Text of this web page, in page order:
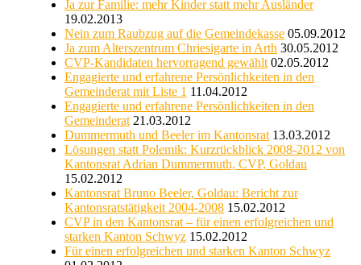
Ja zur Familie: mehr Kinder statt mehr Ausländer
19.02.2013
Nein zum Raubzug auf die Gemeindekasse 05.09.2012
Ja zum Alterszentrum Chriesigarte in Arth 30.05.2012
CVP-Kandidaten hervorragend gewählt 02.05.2012
Engagierte und erfahrene Persönlichkeiten in den
Gemeinderat mit Liste 1 11.04.2012
Engagierte und erfahrene Persönlichkeiten in den
Gemeinderat 21.03.2012
Dummermuth und Beeler im Kantonsrat 13.03.2012
Lösungen statt Polemik: Kurzrückblick 2008-2012 von
Kantonsrat Adrian Dummermuth, CVP, Goldau
15.02.2012
Kantonsrat Bruno Beeler, Goldau: Bericht zur
Kantonsratstätigkeit 2004-2008 15.02.2012
CVP in den Kantonsrat – für einen erfolgreichen und
starken Kanton Schwyz 15.02.2012
Für einen erfolgreichen und starken Kanton Schwyz